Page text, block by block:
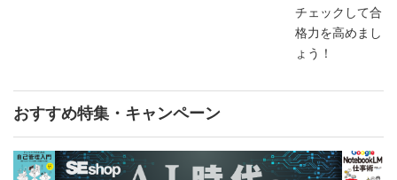
チェックして合
格力を高めまし
ょう！
おすすめ特集・キャンペーン